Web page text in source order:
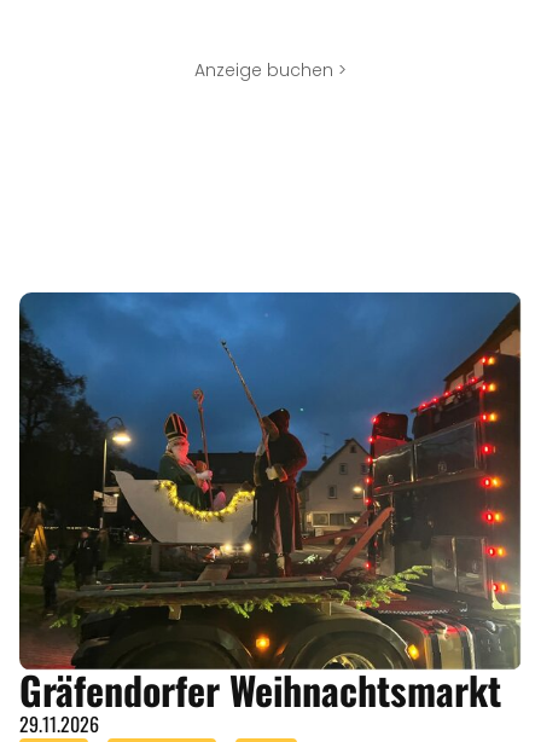
Anzeige buchen >
Gräfendorfer Weihnachtsmarkt
29.11.2026